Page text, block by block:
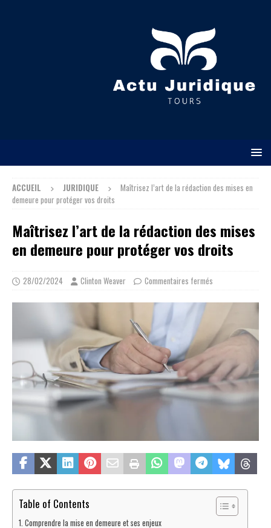
ACCUEIL JURIDIQUE
Maîtrisez l’art de la rédaction des mises en
demeure pour protéger vos droits
Maîtrisez l’art de la rédaction des mises
en demeure pour protéger vos droits
28/02/2024 Clinton Weaver Commentaires fermés
Table of Contents
Comprendre la mise en demeure et ses enjeux